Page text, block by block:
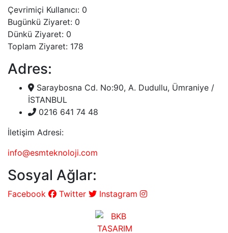
Çevrimiçi Kullanıcı: 0
Bugünkü Ziyaret: 0
Dünkü Ziyaret: 0
Toplam Ziyaret: 178
Adres:
Saraybosna Cd. No:90, A. Dudullu, Ümraniye /
İSTANBUL
0216 641 74 48
İletişim Adresi:
info@esmteknoloji.com
Sosyal Ağlar:
Facebook Twitter Instagram